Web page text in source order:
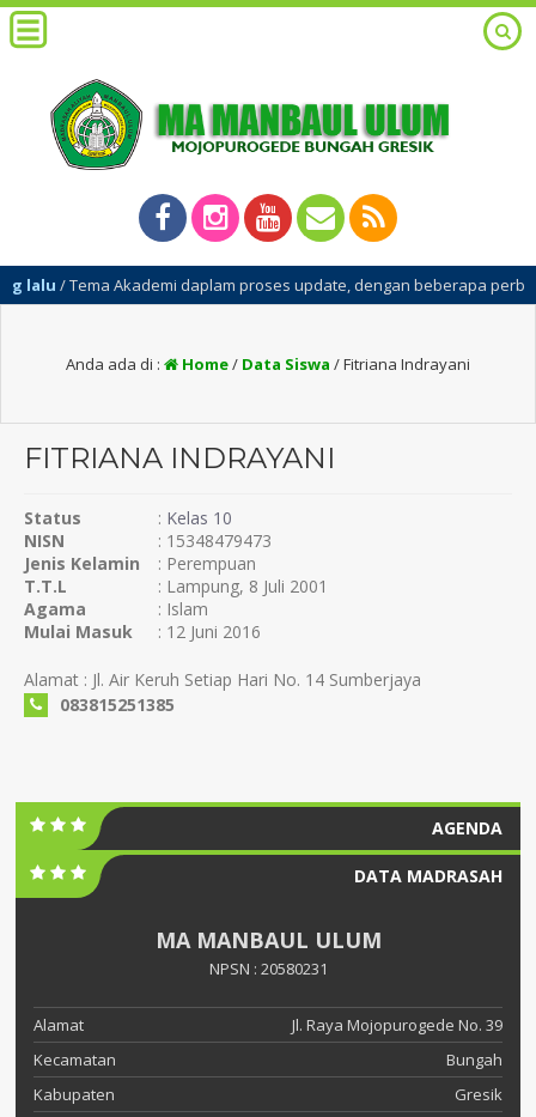
/ Tema Akademi daplam proses update, dengan beberapa
Anda ada di : Home/ Data Siswa /Fitriana Indrayani
FITRIANA INDRAYANI
Status : Kelas 10
NISN
: 15348479473
Jenis Kelamin
: Perempuan
T.T.L
: Lampung, 8 Juli 2001
Agama
: Islam
Mulai Masuk
: 12 Juni 2016
Alamat : Jl. Air Keruh Setiap Hari No. 14 Sumberjaya
083815251385
AGENDA
DATA MADRASAH
MA MANBAUL ULUM
NPSN : 20580231
Alamat
Jl. Raya Mojopurogede No. 39
Kecamatan
Bungah
Kabupaten
Gresik